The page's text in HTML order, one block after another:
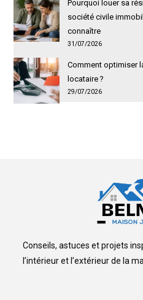
Pourquoi louer sa
société civile
connaître
31/07/2026
Comment optimiser
locataire ?
29/07/2026
Conseils, astuces et projets
l’intérieur et l’extérieur de la